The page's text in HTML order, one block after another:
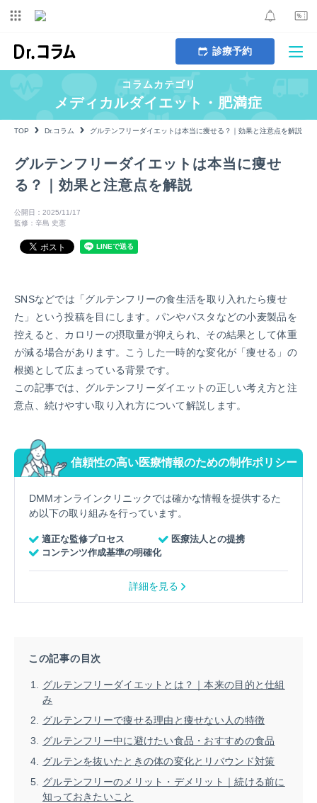
診療予約
コラムカテゴリ
メディカルダイエット・肥満症
TOP Dr.コラム グルテンフリーダイエットは本当に痩せる？｜効果と注意点を解説
グルテンフリーダイエットは本当に痩せ
る？｜効果と注意点を解説
公開日：2025/11/17
監修：辛島 史憲
SNSなどでは「グルテンフリーの食生活を取り入れたら痩せ
た」という投稿を目にします。パンやパスタなどの小麦製品を
控えると、カロリーの摂取量が抑えられ、その結果として体重
が減る場合があります。こうした一時的な変化が「痩せる」の
根拠として広まっている背景です。
この記事では、グルテンフリーダイエットの正しい考え方と注
意点、続けやすい取り入れ方について解説します。
信頼性の高い医療情報のための制作ポリシー
DMMオンラインクリニックでは確かな情報を提供するた
め以下の取り組みを行っています。
適正な監修プロセス
医療法人との提携
コンテンツ作成基準の明確化
詳細を見る
この記事の目次
グルテンフリーダイエットとは？｜本来の目的と仕組
み
グルテンフリーで痩せる理由と痩せない人の特徴
グルテンフリー中に避けたい食品・おすすめの食品
グルテンを抜いたときの体の変化とリバウンド対策
グルテンフリーのメリット・デメリット｜続ける前に
知っておきたいこと